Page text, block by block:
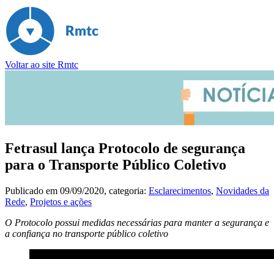
Voltar ao site Rmtc
Fetrasul lança Protocolo de segurança
para o Transporte Público Coletivo
Publicado em 09/09/2020, categoria: Esclarecimentos, Novidades da
Rede, Projetos e ações
O Protocolo possui medidas necessárias para manter a segurança e
a confiança no transporte público coletivo